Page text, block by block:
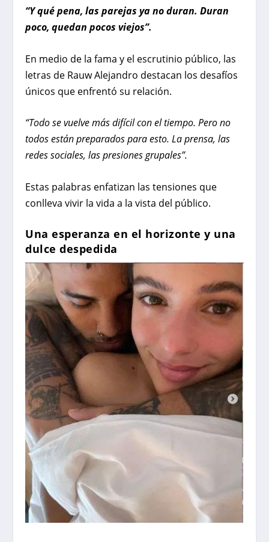
“Y qué pena, las parejas ya no duran. Duran
poco, quedan pocos viejos”.
En medio de la fama y el escrutinio público, las
letras de Rauw Alejandro destacan los desafíos
únicos que enfrentó su relación.
“Todo se vuelve más difícil con el tiempo. Pero no
todos están preparados para esto. La prensa, las
redes sociales, las presiones grupales”.
Estas palabras enfatizan las tensiones que
conlleva vivir la vida a la vista del público.
Una esperanza en el horizonte y una
dulce despedida